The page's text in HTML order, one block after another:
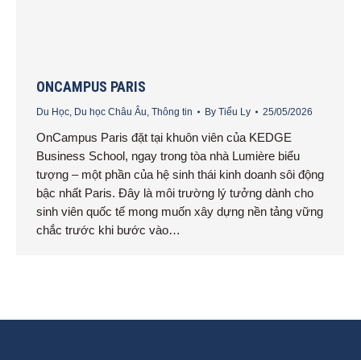
ONCAMPUS PARIS
Du Học Du học Châu Âu Thông tin By Tiểu Ly 25/05/2026
OnCampus Paris đặt tại khuôn viên của KEDGE
Business School, ngay trong tòa nhà Lumière biểu
tượng – một phần của hệ sinh thái kinh doanh sôi động
bậc nhất Paris. Đây là môi trường lý tưởng dành cho
sinh viên quốc tế mong muốn xây dựng nền tảng vững
chắc trước khi bước vào…